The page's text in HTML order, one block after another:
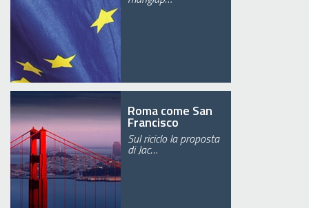
Roma come San
Francisco
Sul riciclo la proposta
di Jac…